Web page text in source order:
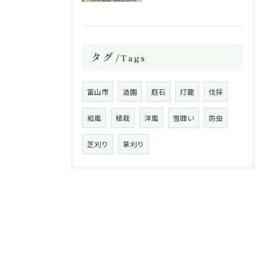
タグ Tags
富山市 造園 庭石 灯籠 伐採
和風 植栽 洋風 雪囲い 防虫
芝刈り 草刈り